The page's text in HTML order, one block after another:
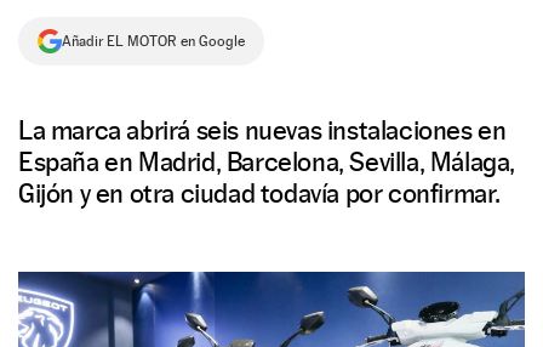
NEWSLETTER
Añadir EL MOTOR en Google
La marca abrirá seis nuevas instalaciones en
España en Madrid, Barcelona, Sevilla, Málaga,
Gijón y en otra ciudad todavía por confirmar.